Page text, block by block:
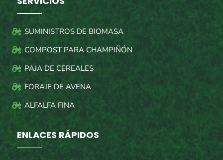
SUMINISTROS DE BIOMASA
COMPOST PARA CHAMPIÑÓN
PAJA DE CEREALES
FORAJE DE AVENA
ALFALFA FINA
ENLACES RÁPIDOS